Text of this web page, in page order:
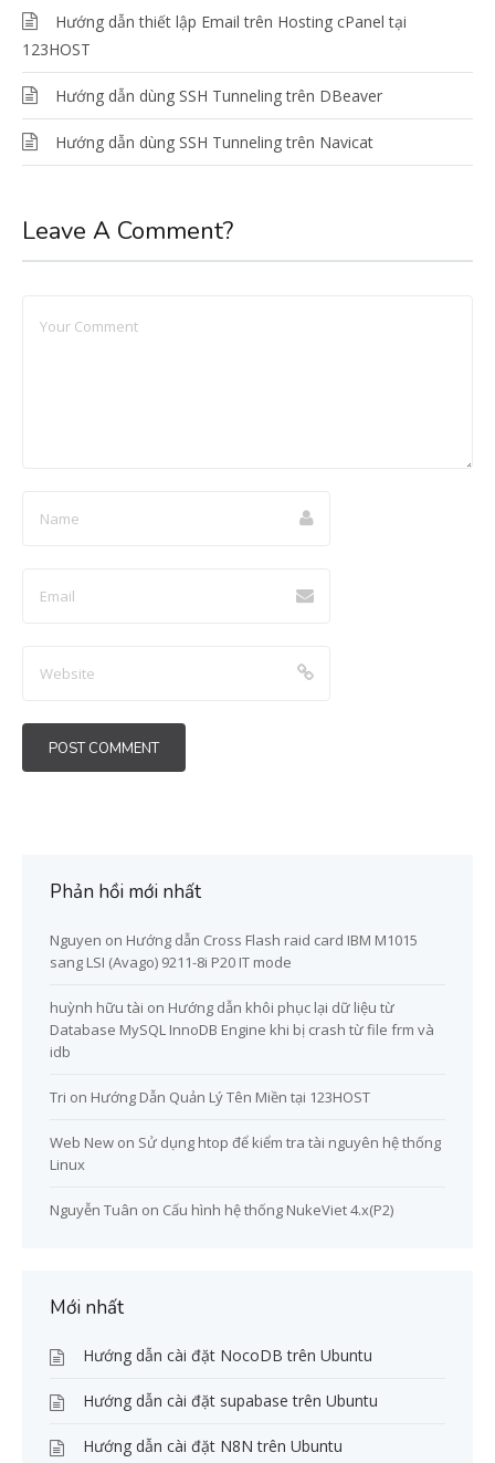
Hướng dẫn thiết lập Email trên Hosting cPanel tại
123HOST
Hướng dẫn dùng SSH Tunneling trên DBeaver
Hướng dẫn dùng SSH Tunneling trên Navicat
Leave A Comment?
Phản hồi mới nhất
Nguyen on Hướng dẫn Cross Flash raid card IBM M1015
sang LSI (Avago) 9211-8i P20 IT mode
huỳnh hữu tài on Hướng dẫn khôi phục lại dữ liệu từ
Database MySQL InnoDB Engine khi bị crash từ file frm và
idb
Tri on Hướng Dẫn Quản Lý Tên Miền tại 123HOST
Web New on Sử dụng htop để kiểm tra tài nguyên hệ thống
Linux
Nguyễn Tuân on Cấu hình hệ thống NukeViet 4.x(P2)
Mới nhất
Hướng dẫn cài đặt NocoDB trên Ubuntu
Hướng dẫn cài đặt supabase trên Ubuntu
Hướng dẫn cài đặt N8N trên Ubuntu